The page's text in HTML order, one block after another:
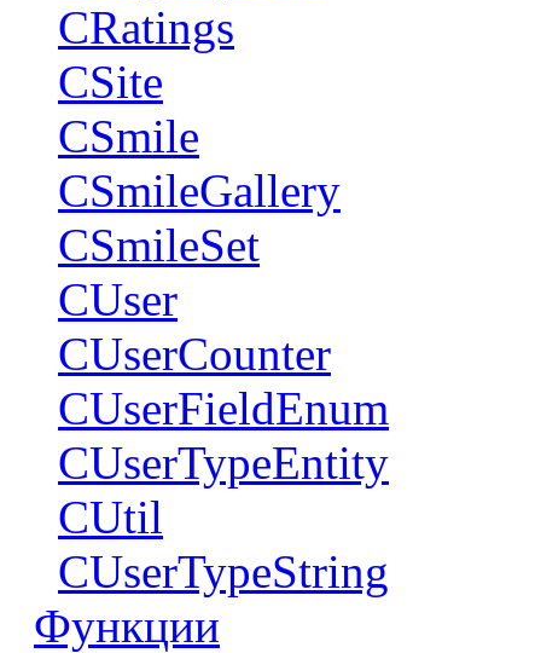
CRatings
CSite
CSmile
CSmileGallery
CSmileSet
CUser
CUserCounter
CUserFieldEnum
CUserTypeEntity
CUtil
CUserTypeString
Функции